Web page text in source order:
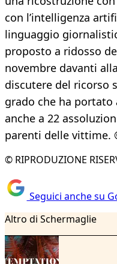
con l’intelligenza
linguaggio
proposto a ridosso
novembre davanti
discutere del ricorso
grado che ha portato
anche a 22
parenti delle vittime.
© RIPRODUZIONE
Seguici anche su
Altro di Schermaglie